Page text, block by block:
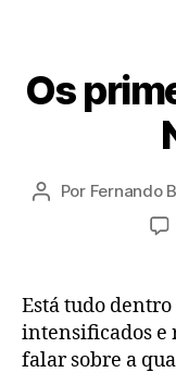
Os
Autor
Por Fernando
Está tudo
intensificados e
falar sobre a